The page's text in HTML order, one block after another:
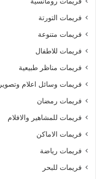
فريمات التورتة
فريمات متنوعة
فريمات للاطفال
فريمات مناظر طبيعية
فريمات وسائل اعلام وتصوير
فريمات رمضان
فريمات للمشاهير والافلام
فريمات الاماكن
فريمات رياضة
فريمات للبحر